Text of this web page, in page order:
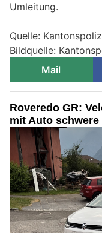
Umleitung.
Quelle:
Bildquelle:
Mail
Roveredo GR:
mit Auto